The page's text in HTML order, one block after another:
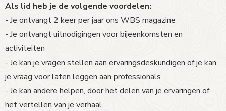
Als lid heb je de volgende voordelen:
- Je ontvangt 2 keer per jaar ons WBS magazine
- Je ontvangt uitnodigingen voor bijeenkomsten en
activiteiten
- Je kan je vragen stellen aan ervaringsdeskundigen of je kan
je vraag voor laten leggen aan professionals
- Je kan andere helpen, door het delen van je ervaringen of
het vertellen van je verhaal